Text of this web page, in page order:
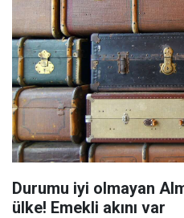
Durumu iyi olmayan
ülke! Emekli akını var